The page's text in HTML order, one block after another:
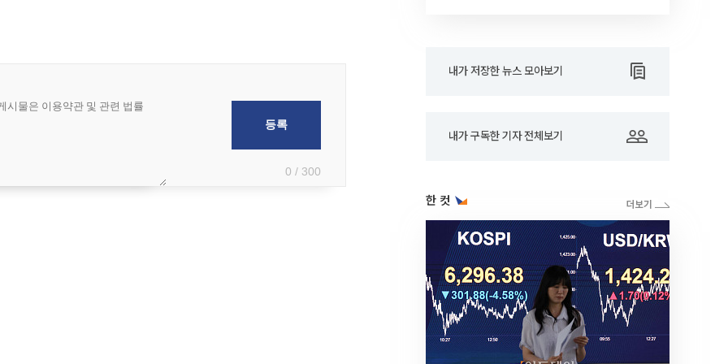
0 / 300
내가 저장한 뉴스 모아보기
내가 구독한 기자 전체보기
한 컷